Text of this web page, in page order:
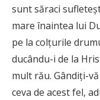
sunt săraci
mare înaintea lui
pe la colțurile
ducându-i de la
mult rău. Gândiți-
ceva de acest fel,